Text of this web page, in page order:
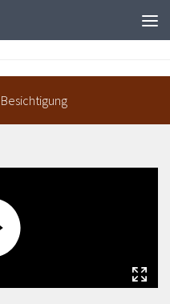
Besichtigung